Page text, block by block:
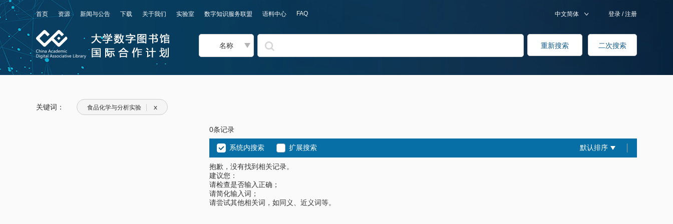
首页 资源 新闻与公告 下载 关于我们 实验室 数字知识服务联盟 语料中心 FAQ 登录 /注册
中文简体
名称
关键词： 食品化学与分析实验 x
0条记录
系统内搜索 扩展搜索 默认排序
抱歉，没有找到相关记录。
建议您：
请检查是否输入正确；
请简化输入词；
请尝试其他相关词，如同义、近义词等。